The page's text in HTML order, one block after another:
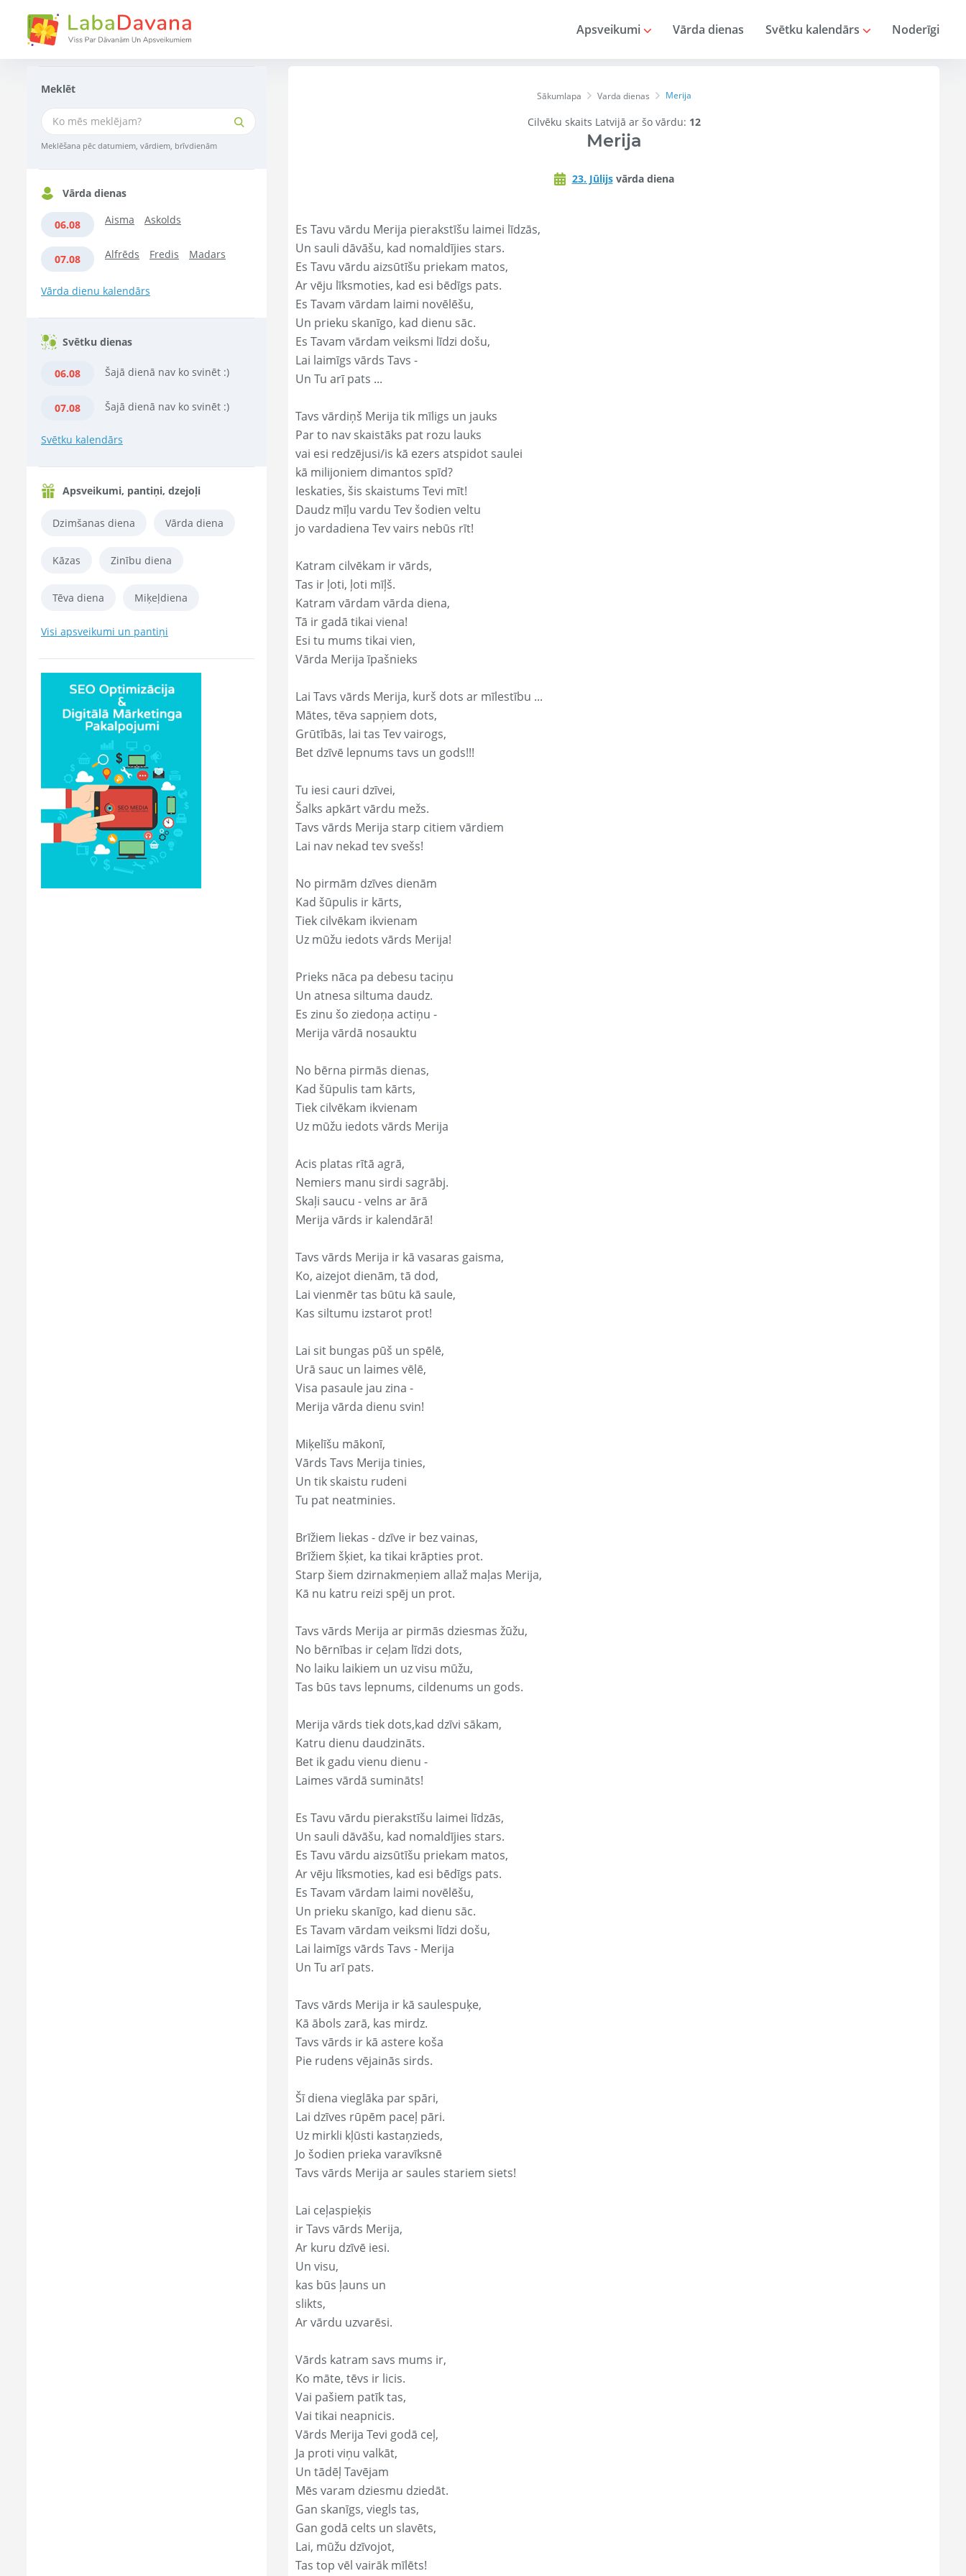
Apsveikumi Vārda dienas Svētku kalendārs Noderīgi
Meklēt
Meklēšana pēc datumiem, vārdiem, brīvdienām
Vārda dienas
06.08 Aisma Askolds
07.08 Alfrēds Fredis Madars
Vārda dienu kalendārs
Svētku dienas
06.08 Šajā dienā nav ko svinēt :)
07.08 Šajā dienā nav ko svinēt :)
Svētku kalendārs
Apsveikumi, pantiņi, dzejoļi
Dzimšanas diena Vārda diena
Kāzas Zinību diena
Tēva diena Miķeļdiena
Visi apsveikumi un pantiņi
Sākumlapa Varda dienas Merija
Cilvēku skaits Latvijā ar šo vārdu: 12
Merija
23. Jūlijsvārda diena
Es Tavu vārdu Merija pierakstīšu laimei līdzās,
Un sauli dāvāšu, kad nomaldījies stars.
Es Tavu vārdu aizsūtīšu priekam matos,
Ar vēju līksmoties, kad esi bēdīgs pats.
Es Tavam vārdam laimi novēlēšu,
Un prieku skanīgo, kad dienu sāc.
Es Tavam vārdam veiksmi līdzi došu,
Lai laimīgs vārds Tavs -
Un Tu arī pats ...
Tavs vārdiņš Merija tik mīligs un jauks
Par to nav skaistāks pat rozu lauks
vai esi redzējusi/is kā ezers atspidot saulei
kā milijoniem dimantos spīd?
Ieskaties, šis skaistums Tevi mīt!
Daudz mīļu vardu Tev šodien veltu
jo vardadiena Tev vairs nebūs rīt!
Katram cilvēkam ir vārds,
Tas ir ļoti, ļoti mīļš.
Katram vārdam vārda diena,
Tā ir gadā tikai viena!
Esi tu mums tikai vien,
Vārda Merija īpašnieks
Lai Tavs vārds Merija, kurš dots ar mīlestību ...
Mātes, tēva sapņiem dots,
Grūtībās, lai tas Tev vairogs,
Bet dzīvē lepnums tavs un gods!!!
Tu iesi cauri dzīvei,
Šalks apkārt vārdu mežs.
Tavs vārds Merija starp citiem vārdiem
Lai nav nekad tev svešs!
No pirmām dzīves dienām
Kad šūpulis ir kārts,
Tiek cilvēkam ikvienam
Uz mūžu iedots vārds Merija!
Prieks nāca pa debesu taciņu
Un atnesa siltuma daudz.
Es zinu šo ziedoņa actiņu -
Merija vārdā nosauktu
No bērna pirmās dienas,
Kad šūpulis tam kārts,
Tiek cilvēkam ikvienam
Uz mūžu iedots vārds Merija
Acis platas rītā agrā,
Nemiers manu sirdi sagrābj.
Skaļi saucu - velns ar ārā
Merija vārds ir kalendārā!
Tavs vārds Merija ir kā vasaras gaisma,
Ko, aizejot dienām, tā dod,
Lai vienmēr tas būtu kā saule,
Kas siltumu izstarot prot!
Lai sit bungas pūš un spēlē,
Urā sauc un laimes vēlē,
Visa pasaule jau zina -
Merija vārda dienu svin!
Miķelīšu mākonī,
Vārds Tavs Merija tinies,
Un tik skaistu rudeni
Tu pat neatminies.
Brīžiem liekas - dzīve ir bez vainas,
Brīžiem šķiet, ka tikai krāpties prot.
Starp šiem dzirnakmeņiem allaž maļas Merija,
Kā nu katru reizi spēj un prot.
Tavs vārds Merija ar pirmās dziesmas žūžu,
No bērnības ir ceļam līdzi dots,
No laiku laikiem un uz visu mūžu,
Tas būs tavs lepnums, cildenums un gods.
Merija vārds tiek dots,kad dzīvi sākam,
Katru dienu daudzināts.
Bet ik gadu vienu dienu -
Laimes vārdā sumināts!
Es Tavu vārdu pierakstīšu laimei līdzās,
Un sauli dāvāšu, kad nomaldījies stars.
Es Tavu vārdu aizsūtīšu priekam matos,
Ar vēju līksmoties, kad esi bēdīgs pats.
Es Tavam vārdam laimi novēlēšu,
Un prieku skanīgo, kad dienu sāc.
Es Tavam vārdam veiksmi līdzi došu,
Lai laimīgs vārds Tavs - Merija
Un Tu arī pats.
Tavs vārds Merija ir kā saulespuķe,
Kā ābols zarā, kas mirdz.
Tavs vārds ir kā astere koša
Pie rudens vējainās sirds.
Šī diena vieglāka par spāri,
Lai dzīves rūpēm paceļ pāri.
Uz mirkli kļūsti kastaņzieds,
Jo šodien prieka varavīksnē
Tavs vārds Merija ar saules stariem siets!
Lai ceļaspieķis
ir Tavs vārds Merija,
Ar kuru dzīvē iesi.
Un visu,
kas būs ļauns un
slikts,
Ar vārdu uzvarēsi.
Vārds katram savs mums ir,
Ko māte, tēvs ir licis.
Vai pašiem patīk tas,
Vai tikai neapnicis.
Vārds Merija Tevi godā ceļ,
Ja proti viņu valkāt,
Un tādēļ Tavējam
Mēs varam dziesmu dziedāt.
Gan skanīgs, viegls tas,
Gan godā celts un slavēts,
Lai, mūžu dzīvojot,
Tas top vēl vairāk mīlēts!